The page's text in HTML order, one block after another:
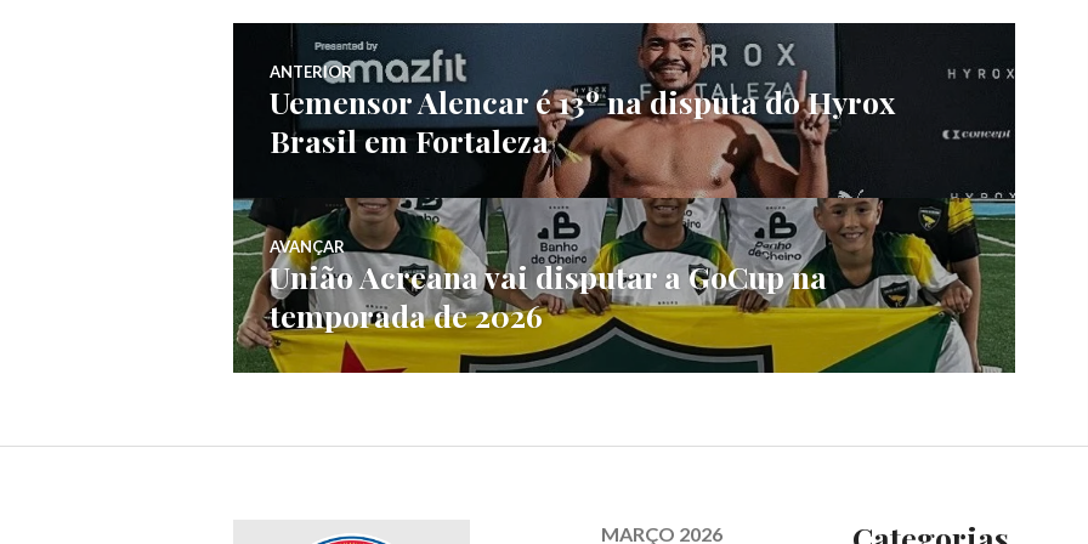
ANTERIOR
Uemensor Alencar é 13º na disputa do Hyrox
Brasil em Fortaleza
AVANÇAR
União Acreana vai disputar a GoCup na
temporada de 2026
MARÇO 2026